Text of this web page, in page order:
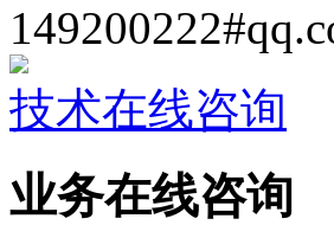
技术在线咨询
业务在线咨询